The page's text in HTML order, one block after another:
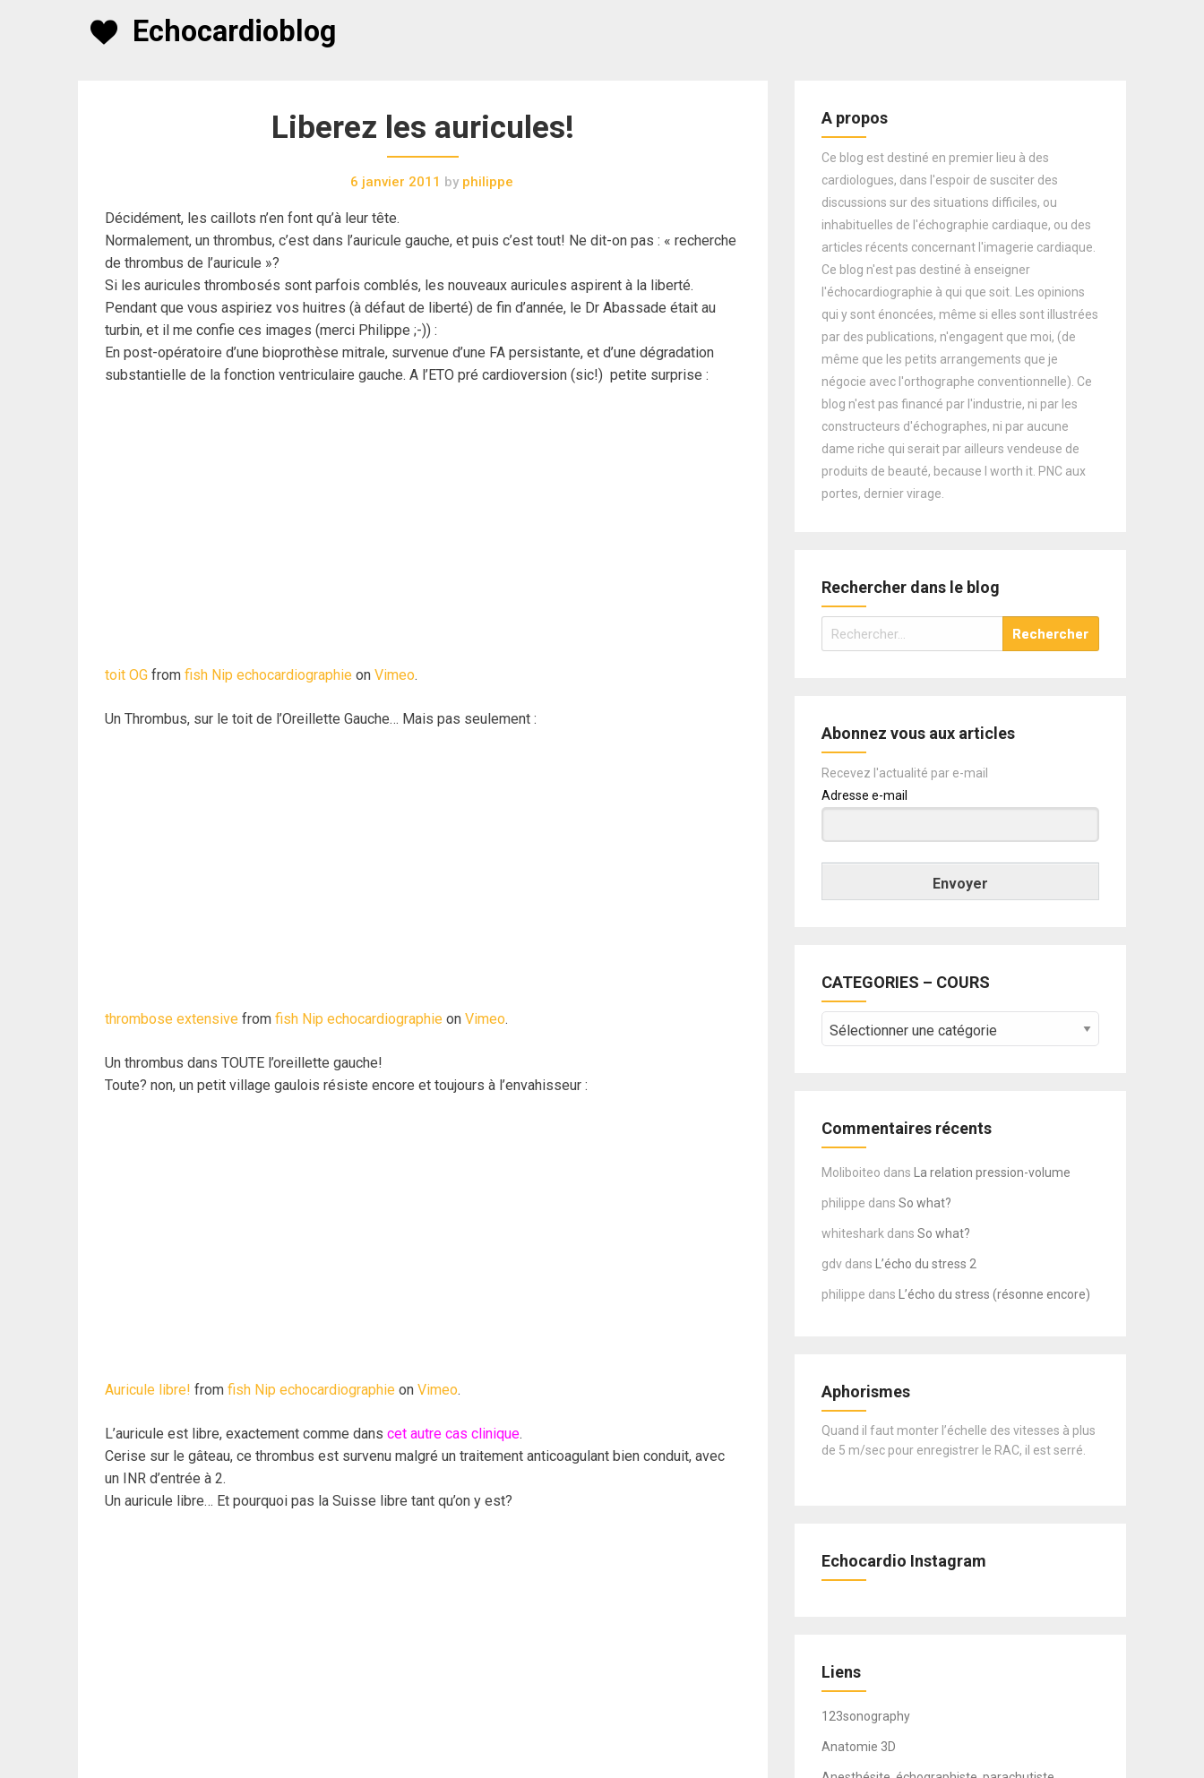
Echocardioblog
Liberez les auricules!
6 janvier 2011 by philippe
Décidément, les caillots n’en font qu’à leur tête.
Normalement, un thrombus, c’est dans l’auricule gauche, et puis c’est tout! Ne dit-on pas : « recherche
de thrombus de l’auricule »?
Si les auricules thrombosés sont parfois comblés, les nouveaux auricules aspirent à la liberté.
Pendant que vous aspiriez vos huitres (à défaut de liberté) de fin d’année, le Dr Abassade était au
turbin, et il me confie ces images (merci Philippe ;-)) :
En post-opératoire d’une bioprothèse mitrale, survenue d’une FA persistante, et d’une dégradation
substantielle de la fonction ventriculaire gauche. A l’ETO pré cardioversion (sic!) petite surprise :
toit OG from fish Nip echocardiographie on Vimeo.
Un Thrombus, sur le toit de l’Oreillette Gauche… Mais pas seulement :
thrombose extensive from fish Nip echocardiographie on Vimeo.
Un thrombus dans TOUTE l’oreillette gauche!
Toute? non, un petit village gaulois résiste encore et toujours à l’envahisseur :
Auricule libre! from fish Nip echocardiographie on Vimeo.
L’auricule est libre, exactement comme dans cet autre cas clinique.
Cerise sur le gâteau, ce thrombus est survenu malgré un traitement anticoagulant bien conduit, avec
un INR d’entrée à 2.
Un auricule libre… Et pourquoi pas la Suisse libre tant qu’on y est?
A propos
Ce blog est destiné en premier lieu à des
cardiologues, dans l'espoir de susciter des
discussions sur des situations difficiles, ou
inhabituelles de l'échographie cardiaque, ou des
articles récents concernant l'imagerie cardiaque.
Ce blog n'est pas destiné à enseigner
l'échocardiographie à qui que soit. Les opinions
qui y sont énoncées, même si elles sont illustrées
par des publications, n'engagent que moi, (de
même que les petits arrangements que je
négocie avec l'orthographe conventionnelle). Ce
blog n'est pas financé par l'industrie, ni par les
constructeurs d'échographes, ni par aucune
dame riche qui serait par ailleurs vendeuse de
produits de beauté, because I worth it. PNC aux
portes, dernier virage.
Rechercher dans le blog
Rechercher :
Abonnez vous aux articles
Recevez l'actualité par e-mail
Adresse e-mail
Envoyer
CATEGORIES – COURS
–
Commentaires récents
Moliboiteo dans La relation pression-volume
philippe dansSo what?
whiteshark dansSo what?
gdv dans L’écho du stress 2
philippe dans L’écho du stress (résonne encore)
Aphorismes
Quand il faut monter l’échelle des vitesses à plus
de 5 m/sec pour enregistrer le RAC, il est serré.
Echocardio Instagram
Liens
123sonography
Anatomie 3D